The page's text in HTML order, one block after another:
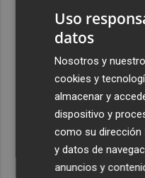
exporta a África:
La Región de Murcia
con cinco días de
El coste de la vivienda:
mínimo para poder
Uso
datos
Nosotros y
cookies y
almacenar y
dispositivo y
como su dirección
y datos de
anuncios y